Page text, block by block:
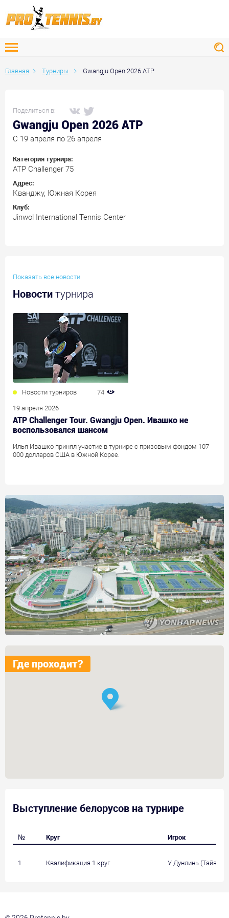
Главная Турниры Gwangju Open 2026 ATP
Поделиться в:
Gwangju Open 2026 ATP
C 19 апреля по 26 апреля
Категория турнира:
ATP Challenger 75
Адрес:
Кванджу, Южная Корея
Клуб:
Jinwol International Tennis Center
Показать все новости
Новости турнира
Новости турниров 74
19 апреля 2026
ATP Challenger Tour. Gwangju Open. Ивашко не
воспользовался шансом
Илья Ивашко принял участие в турнире с призовым фондом 107
000 долларов США в Южной Корее.
Где проходит?
Выступление белорусов на турнире
№ Круг Игрок
1 Квалификация 1 круг У Дунлинь